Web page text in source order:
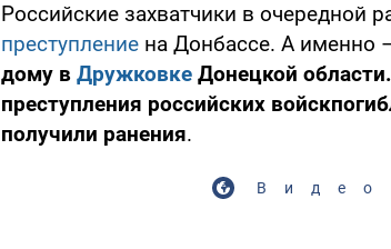
Российские захватчики в очередной
преступление на Донбассе. А именно
дому в Дружковке Донецкой
преступления российских
получили ранения.